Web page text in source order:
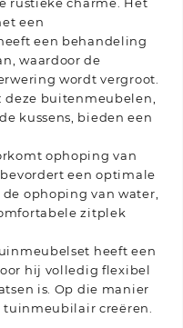
een
een behandeling
waardoor de
wordt vergroot.
buitenmeubelen,
kussens, bieden een
ophoping van
een optimale
ophoping van water,
zitplek
heeft een
hij volledig flexibel
is. Op die manier
creëren.